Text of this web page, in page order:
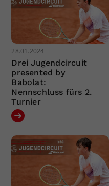
28.01.2024
Drei Jugendcircuit
presented by
Babolat:
Nennschluss fürs 2.
Turnier